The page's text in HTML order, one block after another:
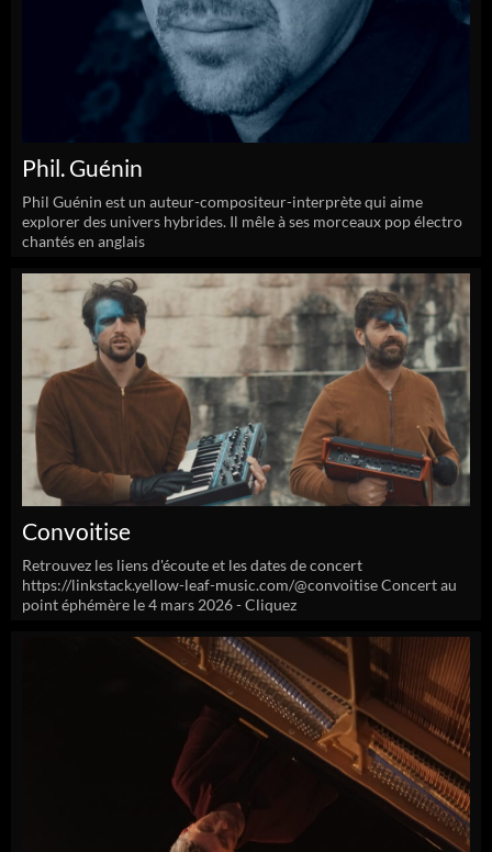
Phil. Guénin
Phil Guénin est un auteur-compositeur-interprète qui aime
explorer des univers hybrides. Il mêle à ses morceaux pop électro
chantés en anglais
Convoitise
Retrouvez les liens d'écoute et les dates de concert
https://linkstack.yellow-leaf-music.com/@convoitise Concert au
point éphémère le 4 mars 2026 - Cliquez